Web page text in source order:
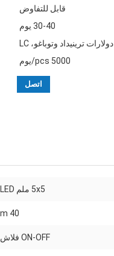
قابل للتفاوض
30-40 يوم
دولارات ترينيداد وتوباغو، LC
5000 pcs/يوم
اتصل
5x5 ملم LED
40 m
ON-OFF فلاش